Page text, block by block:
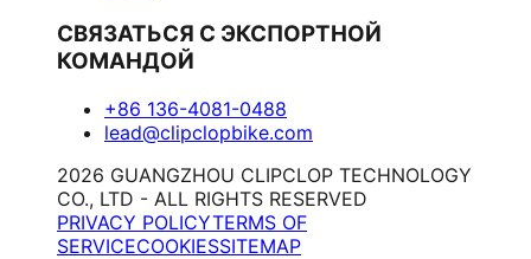
СВЯЗАТЬСЯ С ЭКСПОРТНОЙ
КОМАНДОЙ
+86 136-4081-0488
lead@clipclopbike.com
2026 GUANGZHOU CLIPCLOP TECHNOLOGY
CO., LTD - ALL RIGHTS RESERVED
PRIVACY POLICYTERMS OF
SERVICECOOKIESSITEMAP